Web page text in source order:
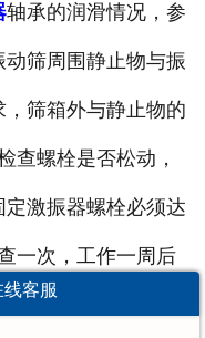
轴承的润滑情况，参
筛周围静止物与振
筛箱外与静止物的
查螺栓是否松动，
激振器螺栓必须达
一次，工作一周后
行检查，确保其牢
线客服